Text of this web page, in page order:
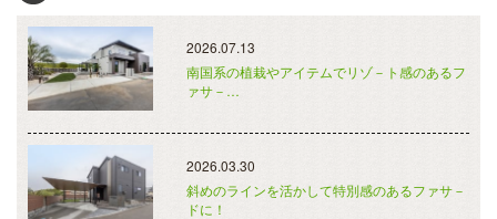
2026.07.13
南国系の植栽やアイテムでリゾ－ト感のあるフ
ァサ－…
2026.03.30
斜めのラインを活かして特別感のあるファサ－
ドに！